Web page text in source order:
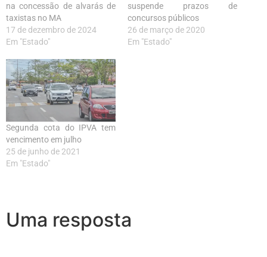
na concessão de alvarás de
taxistas no MA
17 de dezembro de 2024
Em "Estado"
suspende prazos de
concursos públicos
26 de março de 2020
Em "Estado"
Segunda cota do IPVA tem
vencimento em julho
25 de junho de 2021
Em "Estado"
Uma resposta